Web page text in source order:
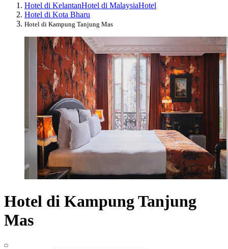
Hotel di KelantanHotel di MalaysiaHotel
Hotel di Kota Bharu
Hotel di Kampung Tanjung Mas
Hotel di Kampung Tanjung
Mas